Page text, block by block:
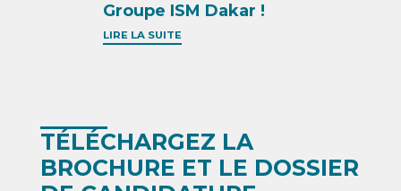
Groupe ISM Dakar !
LIRE LA SUITE
TÉLÉCHARGEZ LA
BROCHURE ET LE DOSSIER